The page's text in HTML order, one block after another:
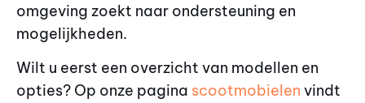
omgeving zoekt naar ondersteuning en
mogelijkheden.
Wilt u eerst een overzicht van modellen en
opties? Op onze pagina scootmobielen vindt